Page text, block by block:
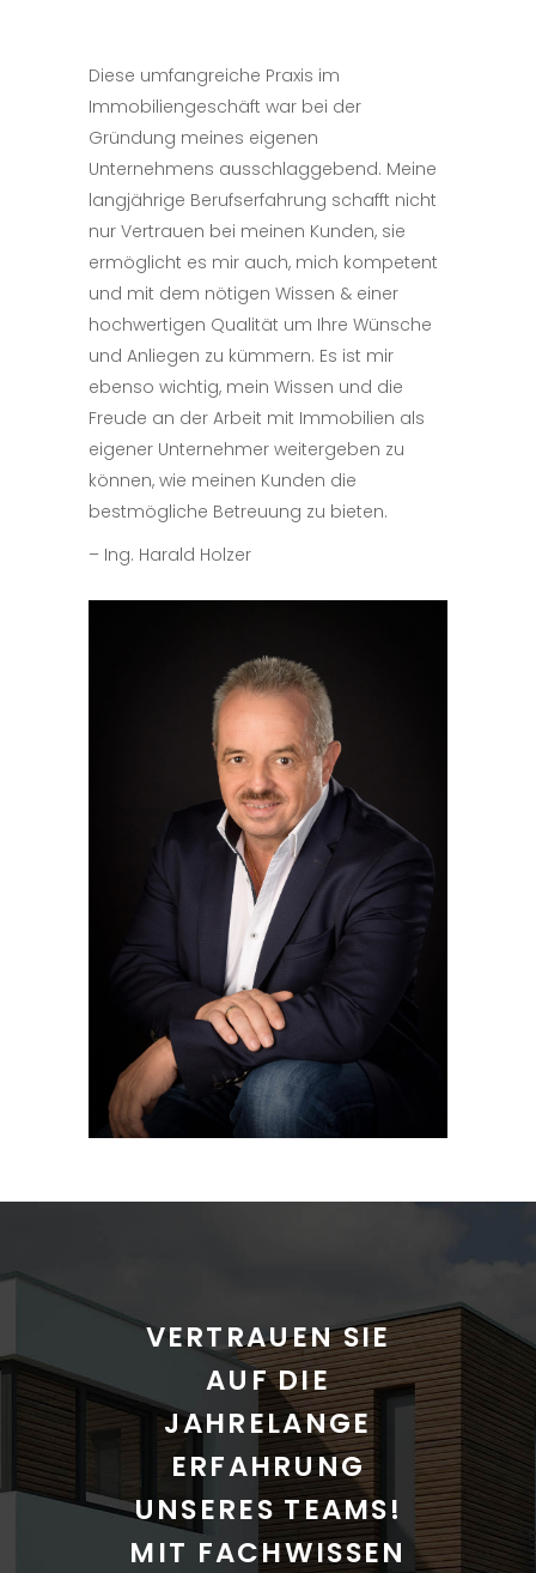
Diese umfangreiche Praxis im
Immobiliengeschäft war bei der
Gründung meines eigenen
Unternehmens ausschlaggebend. Meine
langjährige Berufserfahrung schafft nicht
nur Vertrauen bei meinen Kunden, sie
ermöglicht es mir auch, mich kompetent
und mit dem nötigen Wissen & einer
hochwertigen Qualität um Ihre Wünsche
und Anliegen zu kümmern. Es ist mir
ebenso wichtig, mein Wissen und die
Freude an der Arbeit mit Immobilien als
eigener Unternehmer weitergeben zu
können, wie meinen Kunden die
bestmögliche Betreuung zu bieten.
– Ing. Harald Holzer
VERTRAUEN SIE
AUF DIE
JAHRELANGE
ERFAHRUNG
UNSERES TEAMS!
MIT FACHWISSEN